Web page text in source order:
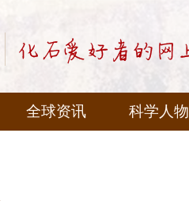
全球资讯 科学人物